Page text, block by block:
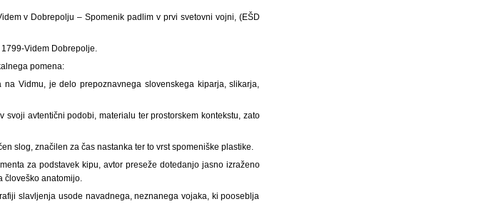
v Dobrepolju – Spomenik padlim v prvi svetovni vojni, (EŠD
Videm Dobrepolje.
pomena:
Vidmu, je delo prepoznavnega slovenskega kiparja, slikarja,
avtentični podobi, materialu ter prostorskem kontekstu, zato
slog, značilen za čas nastanka ter to vrst spomeniške plastike.
za podstavek kipu, avtor preseže dotedanjo jasno izraženo
človeško anatomijo.
slavljenja usode navadnega, neznanega vojaka, ki pooseblja